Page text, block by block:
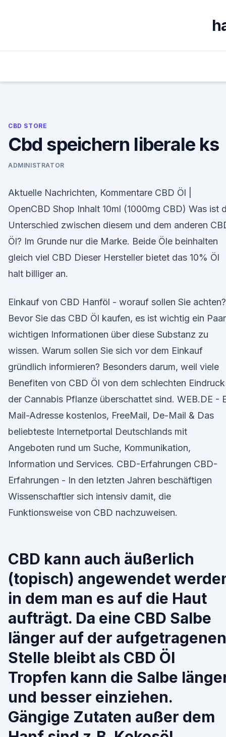
CBD STORE
Cbd speichern liberale ks
ADMINISTRATOR
Aktuelle Nachrichten, Kommentare CBD Öl |
OpenCBD Shop Inhalt 10ml (1000mg CBD) Was ist
Unterschied zwischen diesem und dem anderen
Öl? Im Grunde nur die Marke. Beide Öle beinhalten
gleich viel CBD Dieser Hersteller bietet das 10% Öl
halt billiger an.
Einkauf von CBD Hanföl - worauf sollen Sie achten?
Bevor Sie das CBD Öl kaufen, es ist wichtig ein Paar
wichtigen Informationen über diese Substanz zu
wissen. Warum sollen Sie sich vor dem Einkauf
gründlich informieren? Besonders darum, weil viele
Benefiten von CBD Öl von dem schlechten Eindruck
der Cannabis Pflanze überschattet sind. WEB.DE -
Mail-Adresse kostenlos, FreeMail, De-Mail & Das
beliebteste Internetportal Deutschlands mit
Angeboten rund um Suche, Kommunikation,
Information und Services. CBD-Erfahrungen CBD-
Erfahrungen - In den letzten Jahren beschäftigen
Wissenschaftler sich intensiv damit, die
Funktionsweise von CBD nachzuweisen.
CBD kann auch äußerlich
(topisch) angewendet
in dem man es auf die Haut
aufträgt. Da eine CBD Salbe
länger auf der aufgetragenen
Stelle bleibt als CBD Öl
Tropfen kann die Salbe
und besser einziehen.
Gängige Zutaten außer dem